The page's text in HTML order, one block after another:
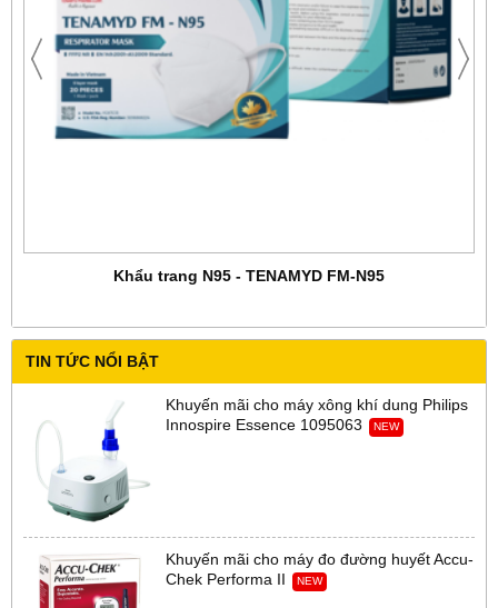
Khẩu trang N95 - TENAMYD FM-N95
TIN TỨC NỔI BẬT
Khuyến mãi cho máy xông khí dung Philips
Innospire Essence 1095063
NEW
Khuyến mãi cho máy đo đường huyết Accu-
Chek Performa II
NEW